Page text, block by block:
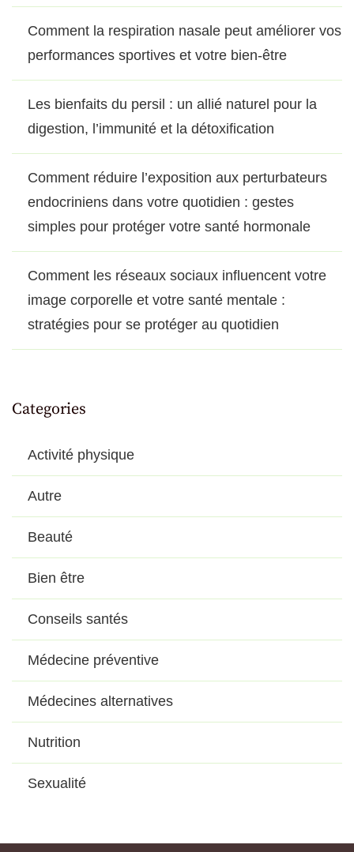
Comment la respiration nasale peut améliorer vos
performances sportives et votre bien-être
Les bienfaits du persil : un allié naturel pour la
digestion, l’immunité et la détoxification
Comment réduire l’exposition aux perturbateurs
endocriniens dans votre quotidien : gestes
simples pour protéger votre santé hormonale
Comment les réseaux sociaux influencent votre
image corporelle et votre santé mentale :
stratégies pour se protéger au quotidien
Categories
Activité physique
Autre
Beauté
Bien être
Conseils santés
Médecine préventive
Médecines alternatives
Nutrition
Sexualité